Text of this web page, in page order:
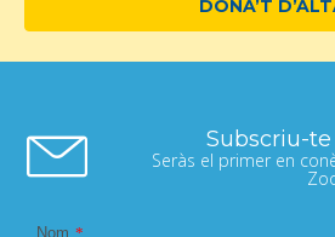
DONA’T
Subscriu-
Seràs el primer en